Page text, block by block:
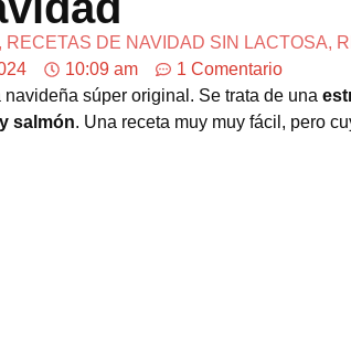
, RECETAS DE NAVIDAD SIN LACTOSA,
10:09 am
1 Comentario
súper original. Se trata de una
salmón. Una receta muy muy fácil, pero